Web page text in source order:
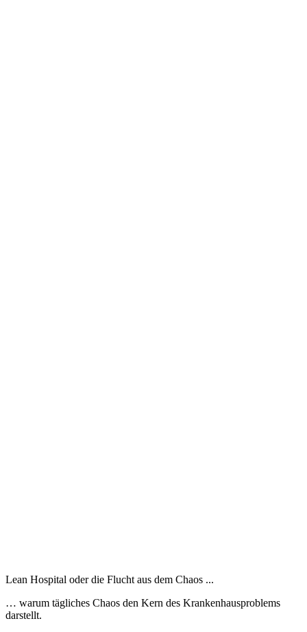
Lean Hospital oder die Flucht aus dem Chaos ...
… warum tägliches Chaos den Kern des Krankenhausproblems
darstellt.